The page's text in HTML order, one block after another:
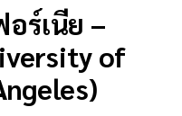
ร์เนีย –
of